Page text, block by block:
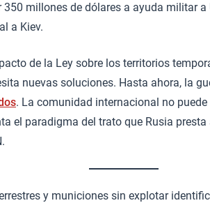
millones de dólares a ayuda militar
a Kiev.
de la Ley sobre los territorios
nuevas soluciones. Hasta ahora, la
. La comunidad internacional no
el paradigma del trato que Rusia
y municiones sin explotar